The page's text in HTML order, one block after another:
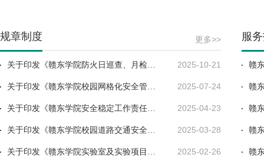
规章制度 更多>>
关于印发《赣东学院防火日巡查、月检查
管理办法》的通知
2025-10-21
关于印发《赣东学院校园网格化安全管理
工作方案》的通知
2025-07-24
关于印发《赣东学院安全稳定工作责任制
实施办法》的通知
2025-04-23
关于印发《赣东学院校园道路交通安全管
理规定》《赣东学院动火作业安全管理办
2025-03-28
关于印发《赣东学院实验室及实验项目安 2025-02-26
服
赣
赣
赣
赣
赣